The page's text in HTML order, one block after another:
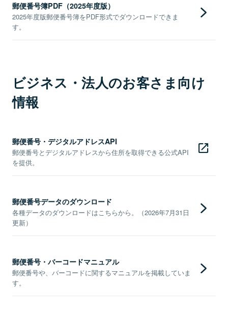
郵便番号簿PDF（2025年度版）
2025年度版郵便番号簿をPDF形式でダウンロードできま
す。
ビジネス・法人のお客さま向け
情報
郵便番号・デジタルアドレスAPI
郵便番号とデジタルアドレスから住所を取得できる公式API
を提供。
郵便番号データのダウンロード
各種データのダウンロードはこちらから。（2026年7月31日
更新）
郵便番号・バーコードマニュアル
郵便番号や、バーコードに関するマニュアルを掲載していま
す。